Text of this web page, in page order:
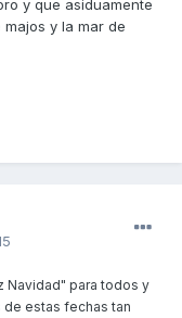
y que asiduamente
y la mar de
Navidad" para todos y
estas fechas tan